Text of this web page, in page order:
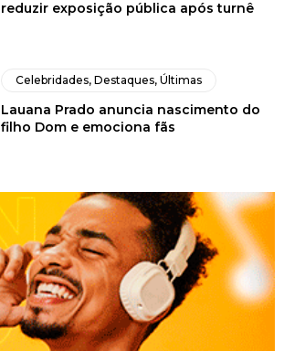
reduzir exposição pública após turnê
Celebridades,Destaques,Últimas
Lauana Prado anuncia nascimento do
filho Dom e emociona fãs